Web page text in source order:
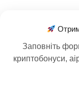
Заповніть
криптобонуси,